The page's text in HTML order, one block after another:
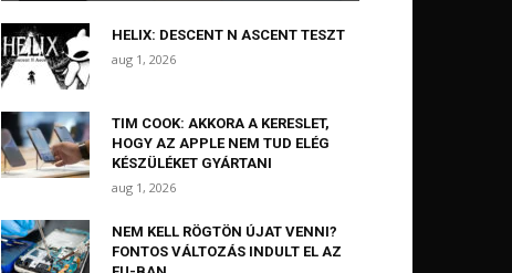
HELIX: DESCENT N ASCENT TESZT
aug 1, 2026
TIM COOK: AKKORA A KERESLET,
HOGY AZ APPLE NEM TUD ELÉG
KÉSZÜLÉKET GYÁRTANI
aug 1, 2026
NEM KELL RÖGTÖN ÚJAT VENNI?
FONTOS VÁLTOZÁS INDULT EL AZ